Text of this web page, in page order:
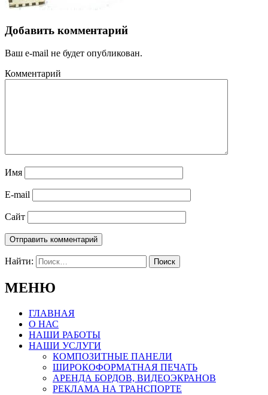
Добавить комментарий
Ваш e-mail не будет опубликован.
Комментарий
Имя
E-mail
Сайт
Найти:
МЕНЮ
ГЛАВНАЯ
О НАС
НАШИ РАБОТЫ
НАШИ УСЛУГИ
КОМПОЗИТНЫЕ ПАНЕЛИ
ШИРОКОФОРМАТНАЯ ПЕЧАТЬ
АРЕНДА БОРДОВ, ВИДЕОЭКРАНОВ
РЕКЛАМА НА ТРАНСПОРТЕ